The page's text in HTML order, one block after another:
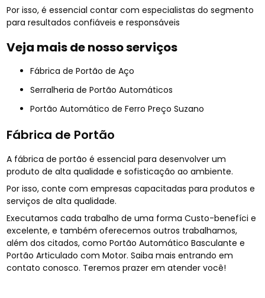
Por isso, é essencial contar com especialistas do segmento
para resultados confiáveis e responsáveis
Veja mais de nosso serviços
Fábrica de Portão de Aço
Serralheria de Portão Automáticos
Portão Automático de Ferro Preço Suzano
Fábrica de Portão
A fábrica de portão é essencial para desenvolver um
produto de alta qualidade e sofisticação ao ambiente.
Por isso, conte com empresas capacitadas para produtos e
serviços de alta qualidade.
Executamos cada trabalho de uma forma Custo-benefíci e
excelente, e também oferecemos outros trabalhamos,
além dos citados, como Portão Automático Basculante e
Portão Articulado com Motor. Saiba mais entrando em
contato conosco. Teremos prazer em atender você!